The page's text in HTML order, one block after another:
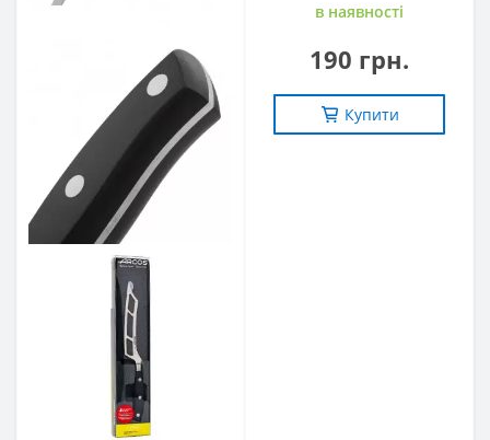
в наявностi
190 грн.
Купити